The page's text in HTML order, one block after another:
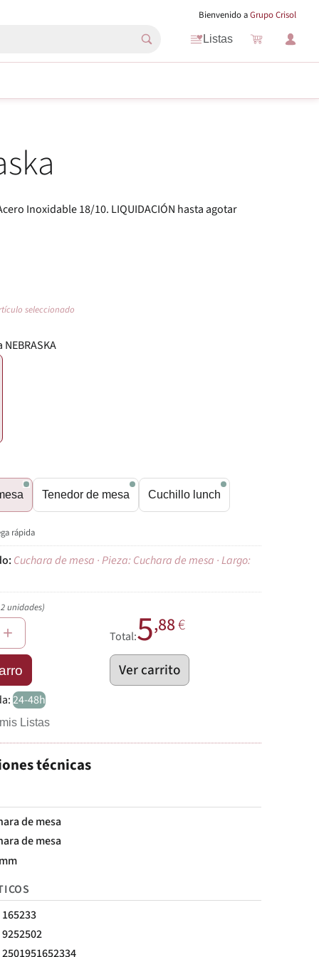
Bienvenido aGrupo Crisol
Listas
Inoxidable 18/10. LIQUIDACIÓN hasta agotar
seleccionado
Tenedor de mesa Cuchillo lunch
rápida
Cuchara de mesa · Pieza: Cuchara de mesa · Largo:
unidades)
+ Total:5,88€
Ver carrito
24-48h
Listas
técnicas
de mesa
de mesa
165233
9252502
2501951652334